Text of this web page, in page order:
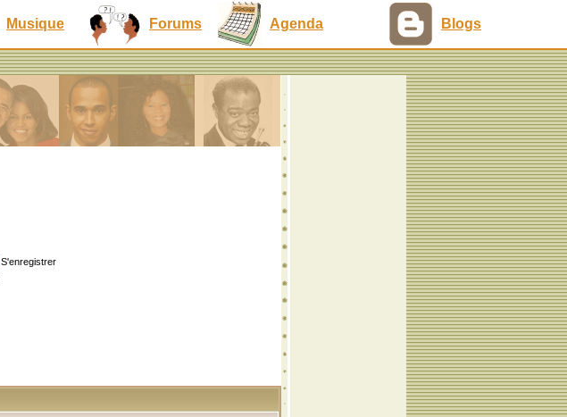
Musique Forums Agenda Blogs
S'enregistrer